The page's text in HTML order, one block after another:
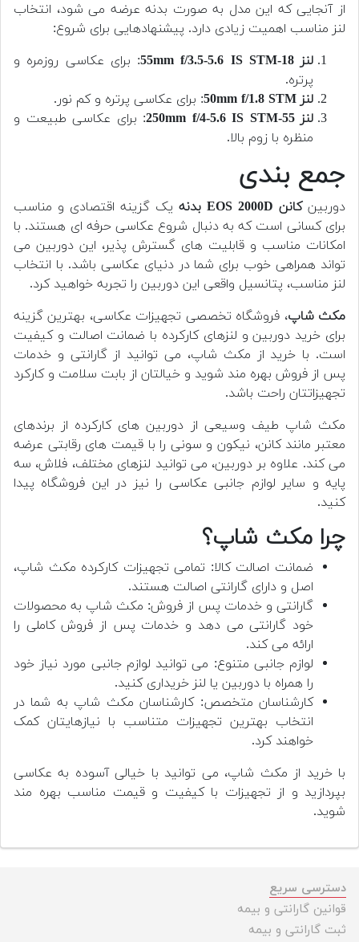
از آنجایی که این مدل به صورت بدنه عرضه می شود، انتخاب
لنز مناسب اهمیت زیادی دارد. پیشنهادهایی برای شروع:
لنز 18-55mm f/3.5-5.6 IS STM
: برای عکاسی روزمره و
پرتره.
لنز 50mm f/1.8 STM
: برای عکاسی پرتره و کم نور.
لنز 55-250mm f/4-5.6 IS STM
: برای عکاسی طبیعت و
منظره با زوم بالا.
جمع بندی
دوربینکانن EOS 2000D بدنه
یک گزینه اقتصادی و مناسب
برای کسانی است که به دنبال شروع عکاسی حرفه ای هستند. با
امکانات مناسب و قابلیت های گسترش پذیر، این دوربین می
تواند همراهی خوب برای شما در دنیای عکاسی باشد. با انتخاب
لنز مناسب، پتانسیل واقعی این دوربین را تجربه خواهید کرد.
مکث شاپ، فروشگاه تخصصی تجهیزات عکاسی، بهترین گزینه
برای خرید دوربین و لنزهای کارکرده با ضمانت اصالت و کیفیت
است. با خرید از مکث شاپ، می توانید از گارانتی و خدمات
پس از فروش بهره مند شوید و خیالتان از بابت سلامت و کارکرد
تجهیزاتتان راحت باشد.
مکث شاپ طیف وسیعی از دوربین های کارکرده از برندهای
معتبر مانند کانن، نیکون و سونی را با قیمت های رقابتی عرضه
می کند. علاوه بر دوربین، می توانید لنزهای مختلف، فلاش، سه
پایه و سایر لوازم جانبی عکاسی را نیز در این فروشگاه پیدا
کنید.
چرا مکث شاپ؟
ضمانت اصالت کالا: تمامی تجهیزات کارکرده مکث شاپ،
اصل و دارای گارانتی اصالت هستند.
گارانتی و خدمات پس از فروش: مکث شاپ به محصولات
خود گارانتی می دهد و خدمات پس از فروش کاملی را
ارائه می کند.
لوازم جانبی متنوع: می توانید لوازم جانبی مورد نیاز خود
را همراه با دوربین یا لنز خریداری کنید.
کارشناسان متخصص: کارشناسان مکث شاپ به شما در
انتخاب بهترین تجهیزات متناسب با نیازهایتان کمک
خواهند کرد.
با خرید از مکث شاپ، می توانید با خیالی آسوده به عکاسی
بپردازید و از تجهیزات با کیفیت و قیمت مناسب بهره مند
شوید.
دسترسی سریع
قوانین گارانتی و بیمه
ثبت گارانتی و بیمه